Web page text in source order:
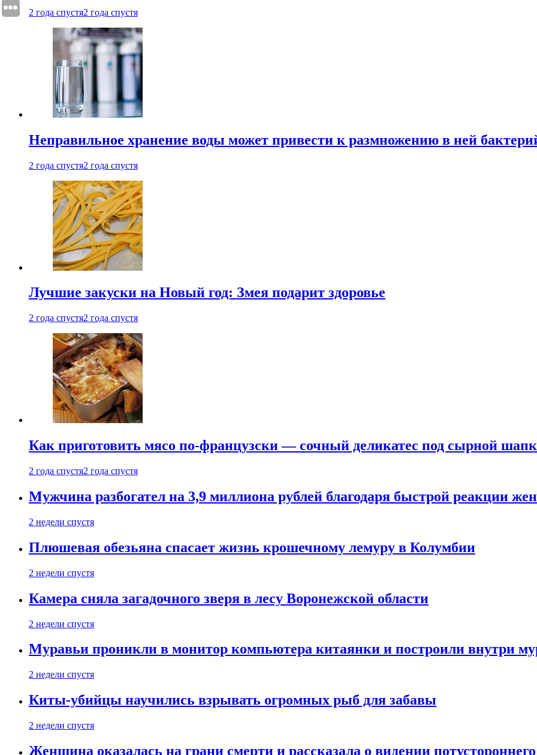
2 года спустя2 года спустя
Неправильное хранение воды может привести к размножению в ней
2 года спустя2 года спустя
Лучшие закуски на Новый год: Змея подарит здоровье
2 года спустя2 года спустя
Как приготовить мясо по-французски — сочный деликатес под сырной
2 года спустя2 года спустя
Мужчина разбогател на 3,9 миллиона рублей благодаря быстрой реакции
2 недели спустя
Плюшевая обезьяна спасает жизнь крошечному лемуру в Колумбии
2 недели спустя
Камера сняла загадочного зверя в лесу Воронежской области
2 недели спустя
Муравьи проникли в монитор компьютера китаянки и построили внутри
2 недели спустя
Киты-убийцы научились взрывать огромных рыб для забавы
2 недели спустя
Женщина оказалась на грани смерти и рассказала о видении